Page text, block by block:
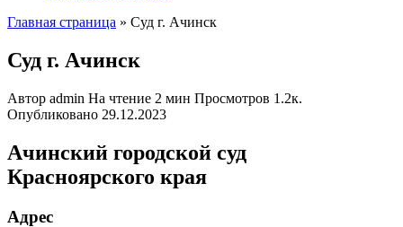
Главная страница » Суд г. Ачинск
Суд г. Ачинск
Автор admin На чтение 2 мин Просмотров 1.2к.
Опубликовано 29.12.2023
Ачинский городской суд
Красноярского края
Адрес